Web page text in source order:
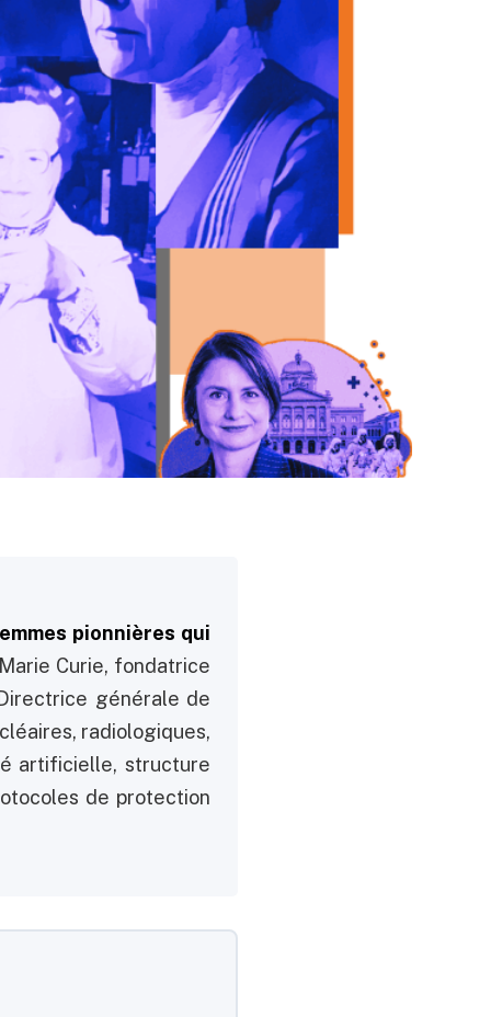
pionnières qui
Curie, fondatrice
générale de
radiologiques,
artificielle, structure
de protection